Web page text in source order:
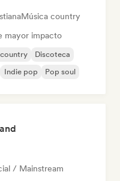
Música country
mayor impacto
Discoteca
Indie pop Pop soul
/ Mainstream